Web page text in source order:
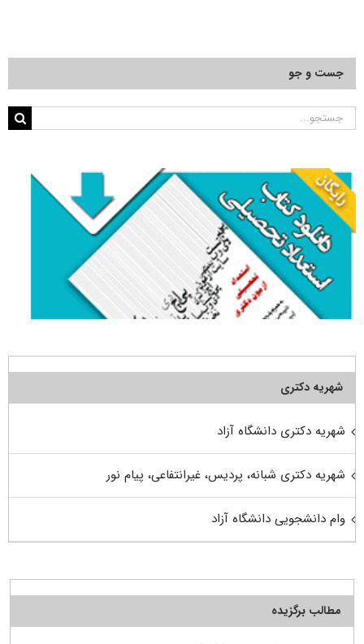
جست و جو
جستجو
شهریه دکتری
شهریه دکتری دانشگاه آزاد
شهریه دکتری شبانه، پردیس، غیرانتفاعی، پیام نور
وام دانشجویی دانشگاه آزاد
مطالب برگزیده